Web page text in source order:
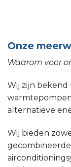
Onze
Waarom voor
Wij zijn bekend
alternatieve
Wij bieden